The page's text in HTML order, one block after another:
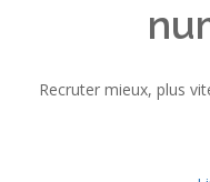
Recruter mieux, plus